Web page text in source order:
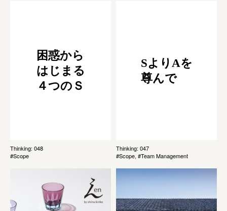
困惑から
はじまる
４つのＳ
Thinking: 048
#Scope
SよりAを
尊んで
Thinking: 047
#Scope, #Team Management